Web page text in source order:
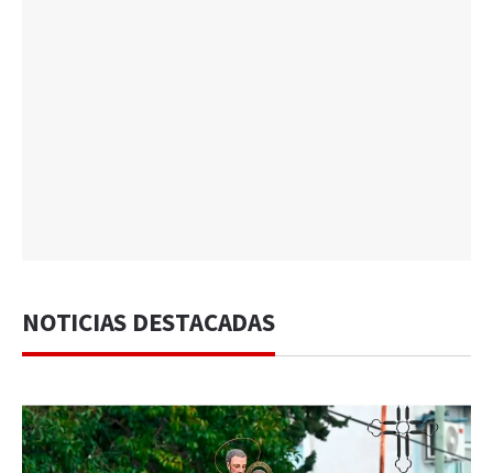
NOTICIAS DESTACADAS